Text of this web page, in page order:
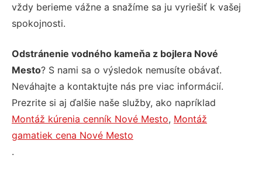
vždy berieme vážne a snažíme sa ju vyriešiť k vašej
spokojnosti.
Odstránenie vodného kameňa z bojlera Nové
Mesto? S nami sa o výsledok nemusíte obávať.
Neváhajte a kontaktujte nás pre viac informácií.
Prezrite si aj ďalšie naše služby, ako napríklad
Montáž kúrenia cenník Nové Mesto, Montáž
gamatiek cena Nové Mesto
.